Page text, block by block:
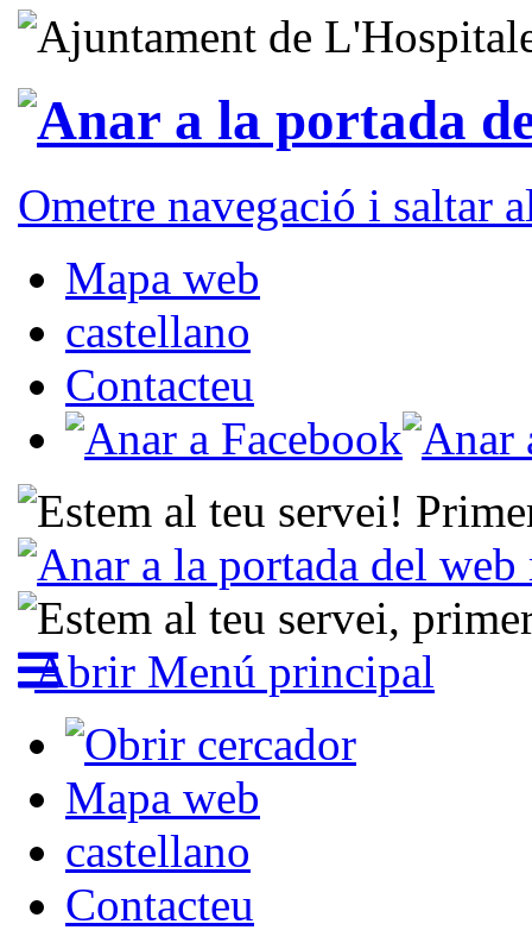
Ometre navegació i saltar
Mapa web
castellano
Contacteu
Abrir Menú principal
Mapa web
castellano
Contacteu